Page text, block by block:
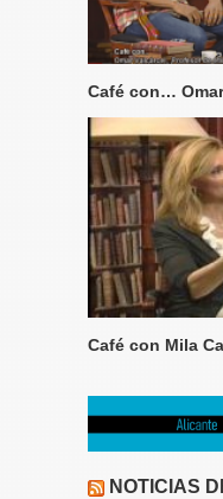
Café con…
Café con Mila
NOTICIAS